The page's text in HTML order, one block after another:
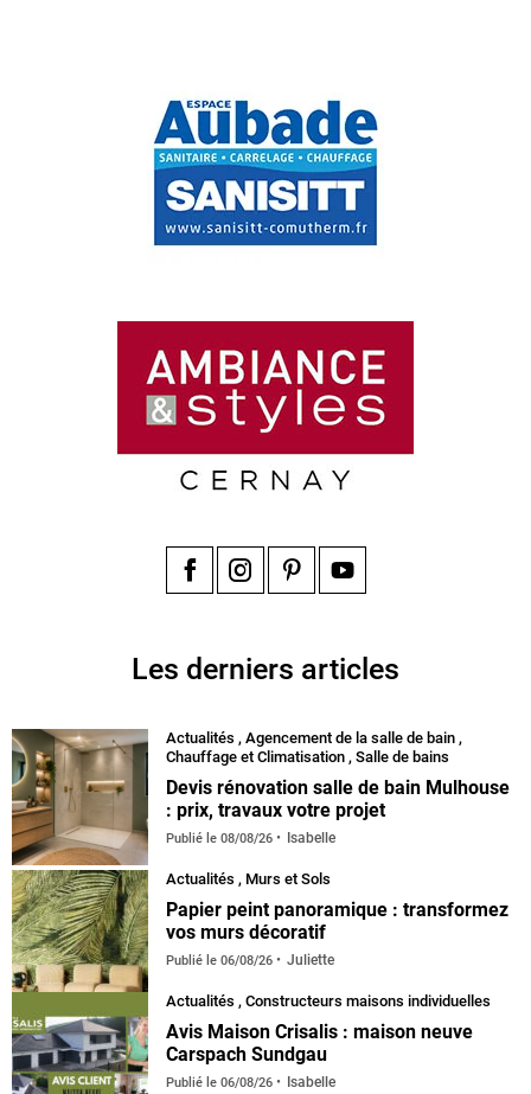
Les derniers articles
Actualités , Agencement de la salle de bain ,
Chauffage et Climatisation , Salle de bains
Devis rénovation salle de bain Mulhouse
: prix, travaux votre projet
Publié le 08/08/26 Isabelle
Actualités , Murs et Sols
Papier peint panoramique : transformez
vos murs décoratif
Publié le 06/08/26 Juliette
Actualités , Constructeurs maisons individuelles
Avis Maison Crisalis : maison neuve
Carspach Sundgau
Publié le 06/08/26 Isabelle